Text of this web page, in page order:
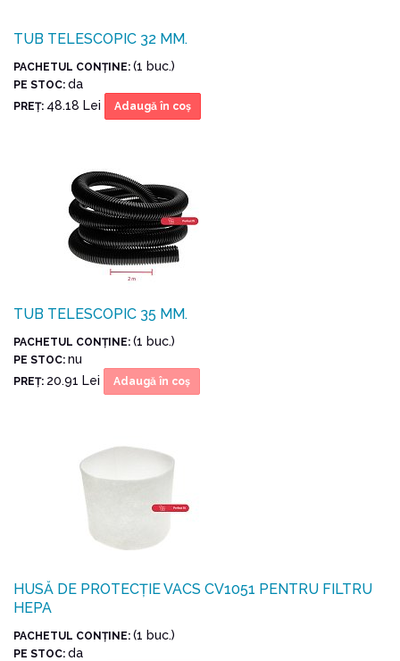
TUB TELESCOPIC 32 MM.
PACHETUL CONŢINE: (1 buc.)
PE STOC: da
PREŢ: 48.18 Lei Adaugă în coş
TUB TELESCOPIC 35 MM.
PACHETUL CONŢINE: (1 buc.)
PE STOC: nu
PREŢ: 20.91 Lei Adaugă în coş
HUSĂ DE PROTECȚIE VACS CV1051 PENTRU FILTRU
HEPA
PACHETUL CONŢINE: (1 buc.)
PE STOC: da